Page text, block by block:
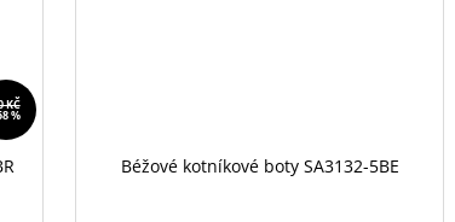
KČ
%
Béžové kotníkové boty SA3132-5BE